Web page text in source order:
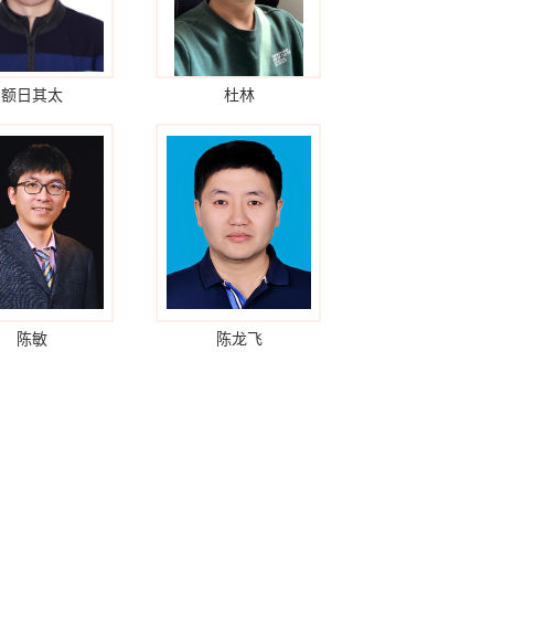
额日其太 杜林
陈敏 陈龙飞